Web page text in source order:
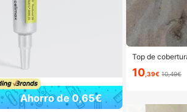
Ahorro de 0,65€
Top de
y brillante,
s de
ara
10 ,39€ 10,49€